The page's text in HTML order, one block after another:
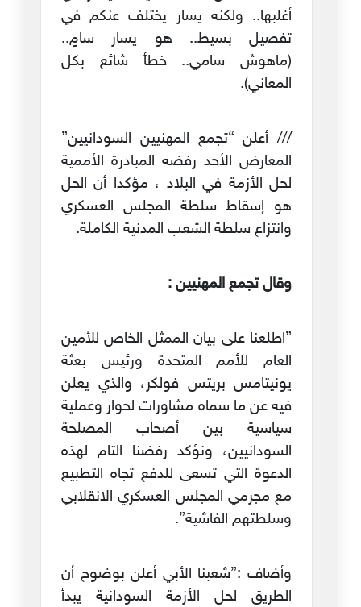
أغلبها.. ولكنه يسار يختلف عنكم في
تفصيل بسيط.. هو يسار سامٍ..
(ماهوش سامي.. خطأ شائع بكل
المعاني).
/// أعلن “تجمع المهنيين السودانيين”
المعارض الأحد رفضه المبادرة الأممية
لحل الأزمة في البلاد ، مؤكدا أن الحل
هو إسقاط سلطة المجلس العسكري
وانتزاع سلطة الشعب المدنية الكاملة.
وقال تجمع المهنيين :
”اطلعنا على بيان الممثل الخاص للأمين
العام للأمم المتحدة ورئيس بعثة
يونيتامس بريتس فولكر، والذي يعلن
فيه عن ما سماه مشاورات لحوار وعملية
سياسية بين أصحاب المصلحة
السودانيين، ونؤكد رفضنا التام لهذه
الدعوة التي تسعى للدفع تجاه التطبيع
مع مجرمي المجلس العسكري الانقلابي
وسلطتهم الفاشية”.
وأضاف :”شعبنا الأبي أعلن بوضوح أن
الطريق لحل الأزمة السودانية يبدأ